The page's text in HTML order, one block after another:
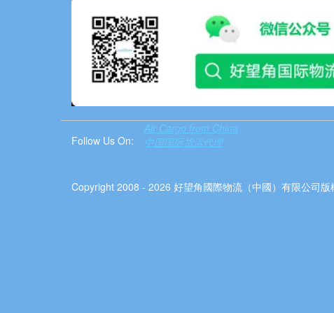
Follow Us On:
Air Cargo from China
中国国际货运代理
Copyright 2008 - 2026 好望角國際物流（中國）有限公司